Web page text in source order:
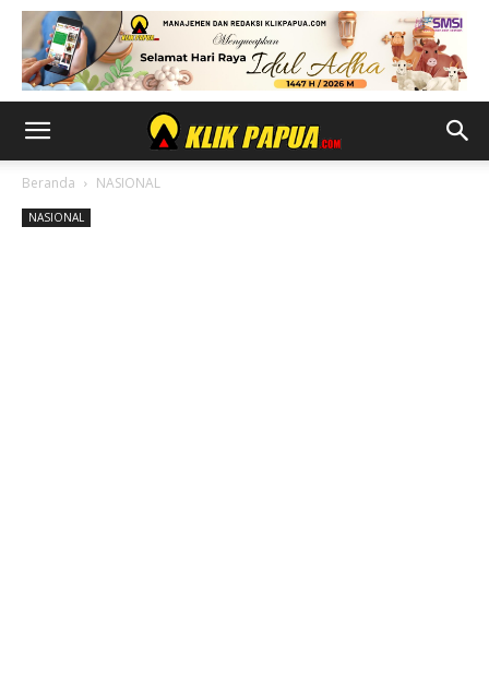
Beranda NASIONAL
NASIONAL